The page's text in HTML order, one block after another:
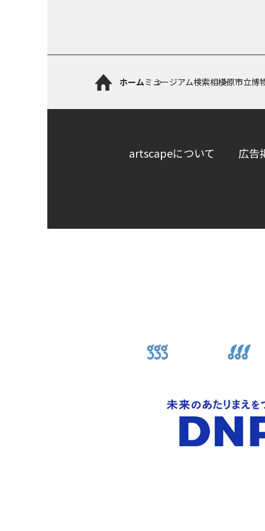
ホームミュージアム検索相模原市立博
artscapeについて 広告